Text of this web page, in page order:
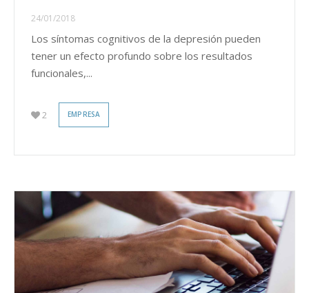
24/01/2018
Los síntomas cognitivos de la depresión pueden
tener un efecto profundo sobre los resultados
funcionales,...
2 EMPRESA